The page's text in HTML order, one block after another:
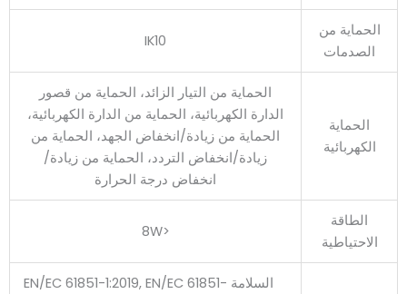
الحماية من
الصدمات
IK10
الحماية
الكهربائية
الحماية من التيار الزائد، الحماية من قصور
الدارة الكهربائية، الحماية من الدارة الكهربائية،
الحماية من زيادة/انخفاض الجهد، الحماية من
زيادة/انخفاض التردد، الحماية من زيادة/
انخفاض درجة الحرارة
الطاقة
الاحتياطية
<8W
السلامة EN/EC 61851-1:2019, EN/EC 61851-